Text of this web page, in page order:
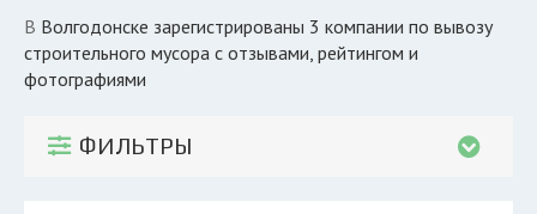
Компании
КОМПАНИЯМ
в Волгодонске зарегистрированы 3 компании по вывозу
строительного мусора с отзывами, рейтингом и
фотографиями
ФИЛЬТРЫ